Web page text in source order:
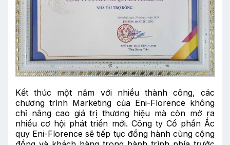
Kết thúc một năm với nhiều thành công, các
chương trình Marketing của Eni-Florence không
chỉ nâng cao giá trị thương hiệu mà còn mở ra
nhiều cơ hội phát triển mới. Công ty Cổ phần Ắc
quy Eni-Florence sẽ tiếp tục đồng hành cùng cộng